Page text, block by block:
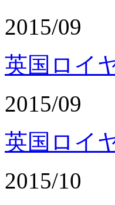
2015/09
英国ロイ
2015/09
英国ロイ
2015/10